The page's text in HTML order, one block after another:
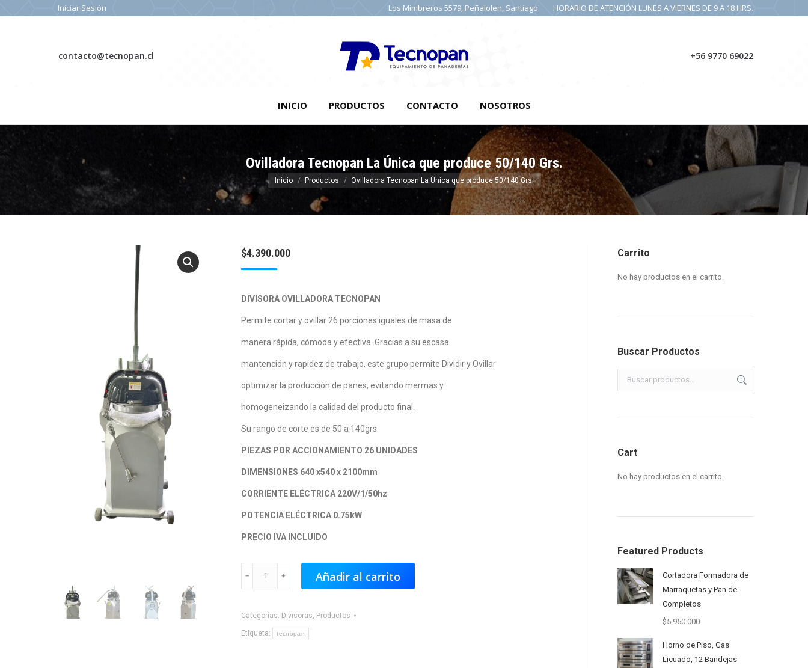
Iniciar Sesión Los Mimbreros 5579, Peñalolen, Santiago HORARIO DE ATENCIÓN LUNES A VIERNES DE 9 A 18 HRS.
contacto@tecnopan.cl +56 9770 69022
INICIO PRODUCTOS CONTACTO NOSOTROS
Ovilladora Tecnopan La Única que produce 50/140 Grs.
Estás aquí:
Inicio Productos Ovilladora Tecnopan La Única que produce 50/140 Grs.
$4.390.000
DIVISORA OVILLADORA TECNOPAN
Permite cortar y ovillar 26 porciones iguales de masa de
manera rápida, cómoda y efectiva. Gracias a su escasa
mantención y rapidez de trabajo, este grupo permite Dividir y Ovillar
optimizar la producción de panes, evitando mermas y
homogeneizando la calidad del producto final.
Su rango de corte es de 50 a 140grs.
PIEZAS POR ACCIONAMIENTO 26 UNIDADES
DIMENSIONES 640 x540 x 2100mm
CORRIENTE ELÉCTRICA 220V/1/50hz
POTENCIA ELÉCTRICA 0.75kW
PRECIO IVA INCLUIDO
Única
que
Añadir al carrito
Categorías: Divisoras, Productos
Etiqueta: tecnopan
Carrito
No hay productos en el carrito.
Buscar Productos
Cart
No hay productos en el carrito.
Featured Products
Cortadora Formadora de
Marraquetas y Pan de
Completos
$5.950.000
Horno de Piso, Gas
Licuado, 12 Bandejas
INICIO PRODUCTOS CONTACTO NOSOTROS